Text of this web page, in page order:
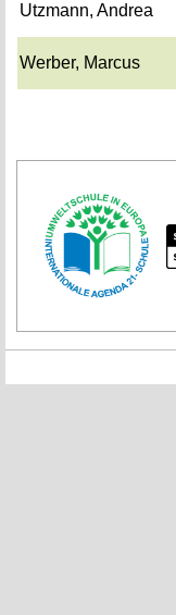
Utz­mann, An­drea
Wer­ber, Mar­cus